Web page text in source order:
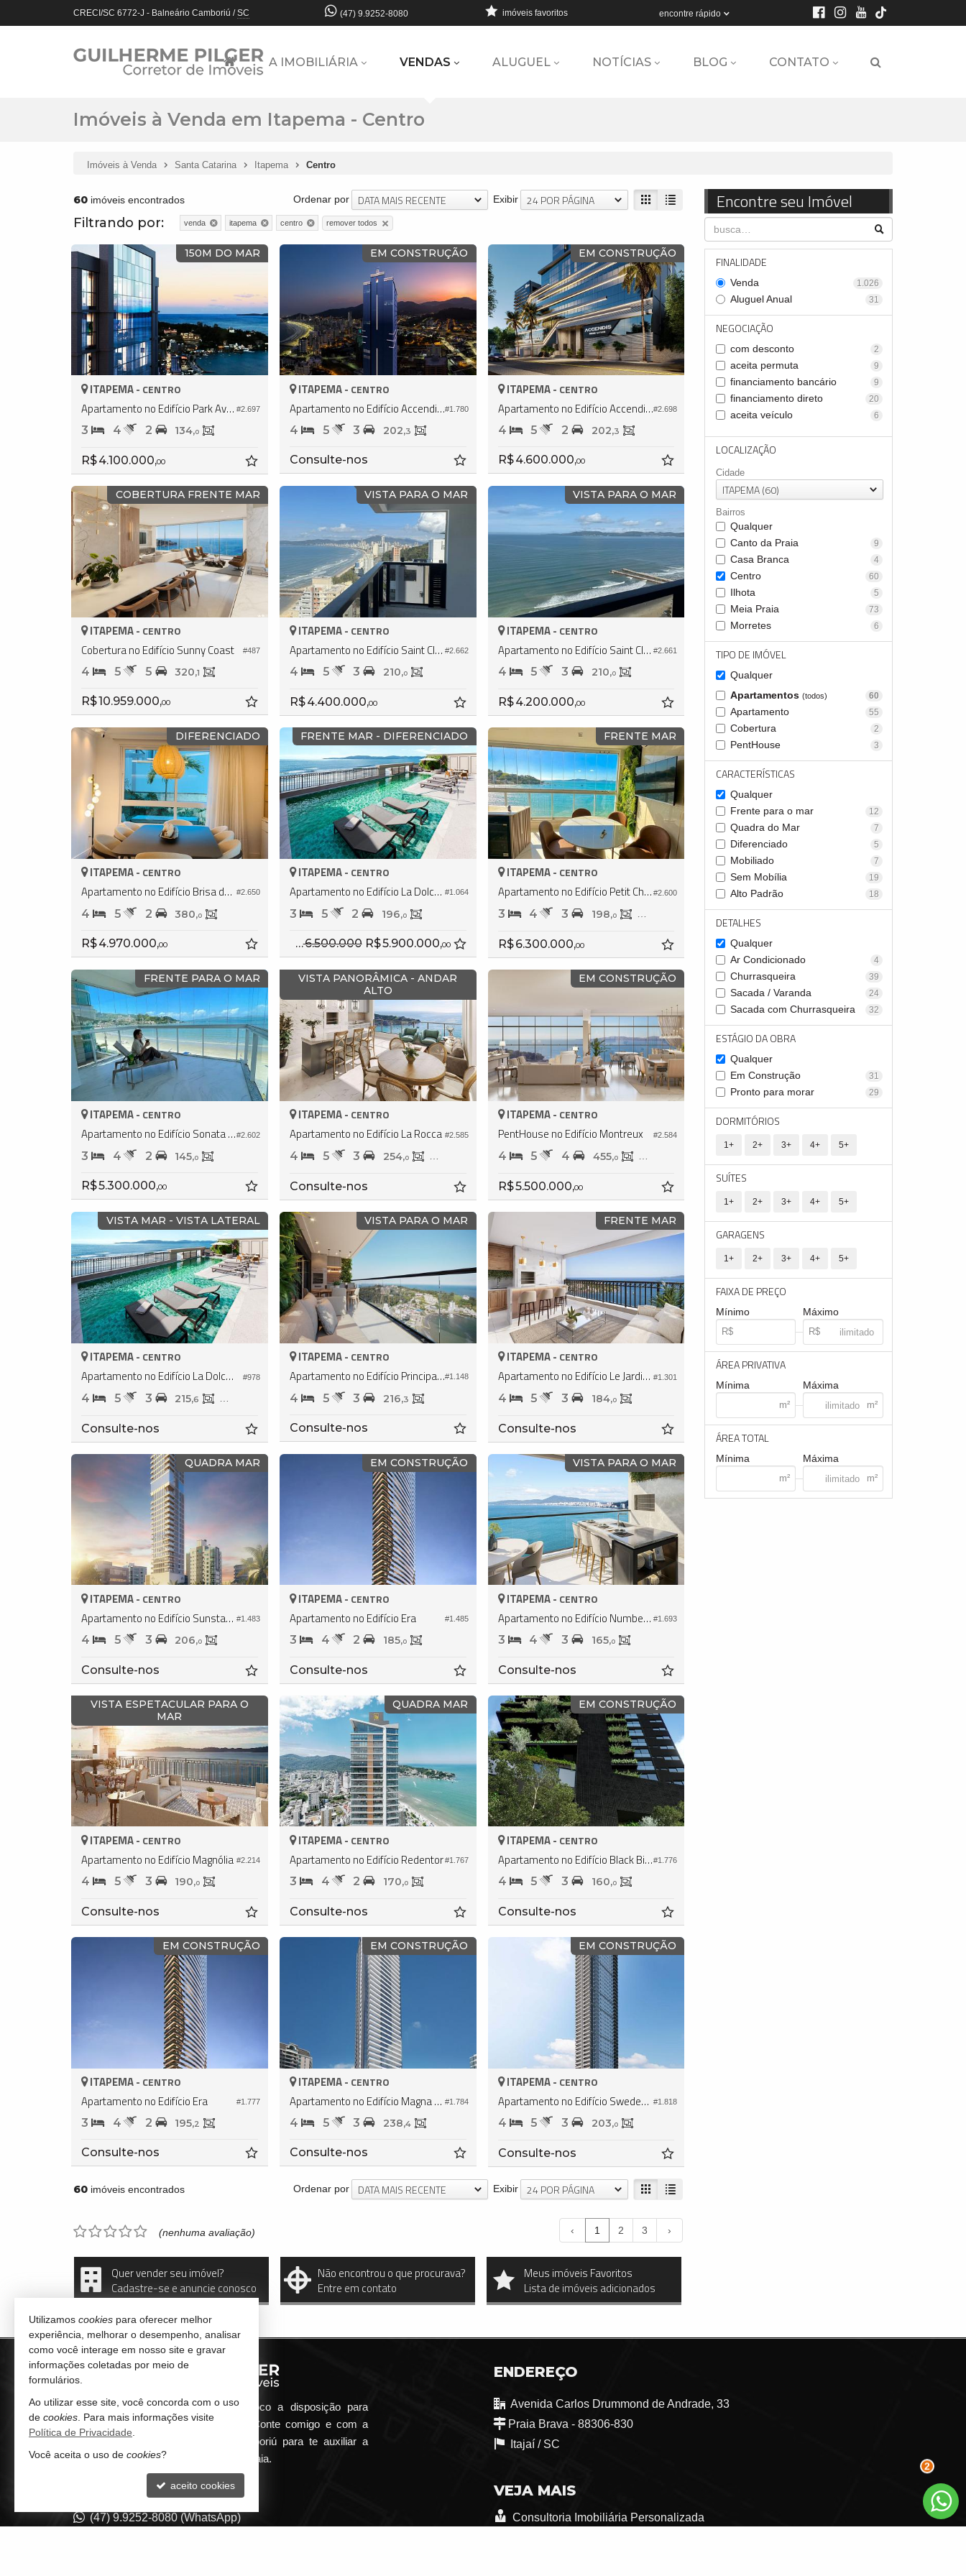
CRECI/SC 6772-J - Balneário Camboriú /SC (47) 9.9252-8080 encontre rápido
imóveis favoritos
A IMOBILIÁRIA VENDAS ALUGUEL NOTÍCIAS BLOG CONTATO
Imóveis à Venda em Itapema - Centro
Imóveis à Venda Santa Catarina Itapema Centro
Encontre seu Imóvel
FINALIDADE
Venda 1.026
Aluguel Anual 31
NEGOCIAÇÃO
com desconto 2
aceita permuta 9
financiamento bancário 9
financiamento direto 20
aceita veículo 6
LOCALIZAÇÃO
Cidade
ITAPEMA (60)
Bairros
Qualquer
Canto da Praia
9
Casa Branca 4
Centro 60
Ilhota 5
Meia Praia 73
Morretes 6
TIPO DE IMÓVEL
Qualquer
Apartamentos (todos) 60
Apartamento 55
Cobertura 2
PentHouse 3
CARACTERÍSTICAS
Qualquer
Frente para o mar
12
Quadra do Mar 7
Diferenciado 5
Mobiliado 7
Sem Mobília 19
Alto Padrão 18
DETALHES
Qualquer
Ar Condicionado
4
Churrasqueira 39
Sacada / Varanda 24
Sacada com Churrasqueira 32
ESTÁGIO DA OBRA
Qualquer
Em Construção
31
Pronto para morar 29
DORMITÓRIOS
1+ 2+ 3+ 4+ 5+
SUÍTES
1+ 2+ 3+ 4+ 5+
GARAGENS
1+ 2+ 3+ 4+ 5+
FAIXA DE PREÇO
Mínimo Máximo
ÁREA PRIVATIVA
Mínima Máxima
ÁREA TOTAL
Mínima Máxima
60 imóveis encontrados Exibir 24 POR PÁGINA
Ordenar por DATA MAIS RECENTE
Filtrando por: venda itapema centro remover todos
150M DO MAR
#2.697
ITAPEMA - CENTRO
Apartamento no Edifício Park Avenue
3 4 2 134,0
R$ 4.100.000,00
EM CONSTRUÇÃO
#1.780
ITAPEMA - CENTRO
Apartamento no Edifício Accendis Home Living
4 5 3 202,3
Consulte-nos
EM CONSTRUÇÃO
#2.698
ITAPEMA - CENTRO
Apartamento no Edifício Accendis Home Living
4 5 2 202,3
R$ 4.600.000,00
COBERTURA FRENTE MAR
#487
ITAPEMA - CENTRO
Cobertura no Edifício Sunny Coast
4 5 5 320,1
R$ 10.959.000,00
VISTA PARA O MAR
#2.662
ITAPEMA - CENTRO
Apartamento no Edifício Saint Clair
4 5 3 210,0
R$ 4.400.000,00
VISTA PARA O MAR
#2.661
ITAPEMA - CENTRO
Apartamento no Edifício Saint Clair
4 5 3 210,0
R$ 4.200.000,00
DIFERENCIADO
#2.650
ITAPEMA - CENTRO
Apartamento no Edifício Brisa do Mar
4 5 2 380,0
R$ 4.970.000,00
FRENTE MAR - DIFERENCIADO
#1.064
ITAPEMA - CENTRO
Apartamento no Edifício La Dolce Vita
3 5 2 196,0
R$ 6.500.000 R$ 5.900.000,00
FRENTE MAR
#2.600
ITAPEMA - CENTRO
Apartamento no Edifício Petit Château
3 4 3 198,0 141,
R$ 6.300.000,00
FRENTE PARA O MAR
#2.602
ITAPEMA - CENTRO
Apartamento no Edifício Sonata Residence
3 4 2 145,0
R$ 5.300.000,00
VISTA PANORÂMICA - ANDAR
ALTO
#2.585
ITAPEMA - CENTRO
Apartamento no Edifício La Rocca
4 5 3 254,0 164,
Consulte-nos
EM CONSTRUÇÃO
#2.584
ITAPEMA - CENTRO
PentHouse no Edifício Montreux
4 5 4 455,0 280,
R$ 5.500.000,00
VISTA MAR - VISTA LATERAL
#978
ITAPEMA - CENTRO
Apartamento no Edifício La Dolce Vita
4 5 3 215,6 160,
Consulte-nos
VISTA PARA O MAR
#1.148
ITAPEMA - CENTRO
Apartamento no Edifício Principado de Mônaco
4 5 3 216,3
Consulte-nos
FRENTE MAR
#1.301
ITAPEMA - CENTRO
Apartamento no Edifício Le Jardim Residence
4 5 3 184,0
Consulte-nos
QUADRA MAR
#1.483
ITAPEMA - CENTRO
Apartamento no Edifício Sunstar Ocean
4 5 3 206,0
Consulte-nos
EM CONSTRUÇÃO
#1.485
ITAPEMA - CENTRO
Apartamento no Edifício Era
3 4 2 185,0
Consulte-nos
VISTA PARA O MAR
#1.693
ITAPEMA - CENTRO
Apartamento no Edifício Number One Residence
3 4 3 165,0
Consulte-nos
VISTA ESPETACULAR PARA O
MAR
#2.214
ITAPEMA - CENTRO
Apartamento no Edifício Magnólia
4 5 3 190,0
Consulte-nos
QUADRA MAR
#1.767
ITAPEMA - CENTRO
Apartamento no Edifício Redentor
3 4 2 170,0
Consulte-nos
EM CONSTRUÇÃO
#1.776
ITAPEMA - CENTRO
Apartamento no Edifício Black Bird
4 5 3 160,0
Consulte-nos
EM CONSTRUÇÃO
#1.777
ITAPEMA - CENTRO
Apartamento no Edifício Era
3 4 2 195,2
Consulte-nos
EM CONSTRUÇÃO
#1.784
ITAPEMA - CENTRO
Apartamento no Edifício Magna Tower
4 5 3 238,4
Consulte-nos
EM CONSTRUÇÃO
#1.818
ITAPEMA - CENTRO
Apartamento no Edifício Sweden Dallo
4 5 3 203,0
Consulte-nos
60 imóveis encontrados Exibir 24 POR PÁGINA
Ordenar por DATA MAIS RECENTE
‹ 1 2 3 ›
(nenhuma avaliação)
Quer vender seu imóvel?
Cadastre-se e anuncie conosco
Não encontrou o que procurava?
Entre em contato
Meus imóveis Favoritos
Lista de imóveis adicionados
Qualquer dúvida que surgir me coloco a disposição para
atender de maneira ágil e eficiente. Conte comigo e com a
minha imobiliária em Balneário Camboriú para te auxiliar a
encontrar o seu imóvel ideal aqui na Praia.
ENDEREÇO
Avenida Carlos Drummond de Andrade, 33
Praia Brava - 88306-830
Itajaí / SC
(47) 9.9252-8080 (WhatsApp)
VEJA MAIS
Consultoria Imobiliária Personalizada
2
Utilizamos cookies para oferecer melhor
experiência, melhorar o desempenho, analisar
como você interage em nosso site e gravar
informações coletadas por meio de
formulários.
Ao utilizar esse site, você concorda com o uso
de cookies . Para mais informações visite
Política de Privacidade
Você aceita o uso de cookies?
aceito cookies